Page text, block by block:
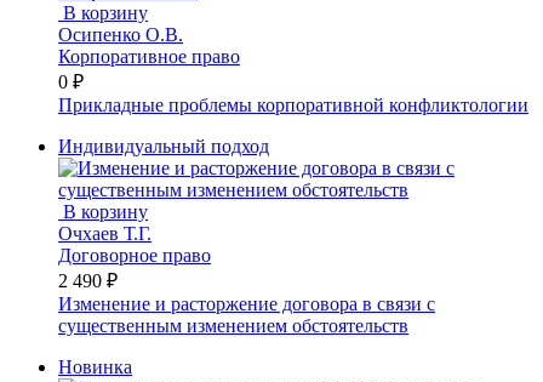
В корзину
Осипенко О.В.
Корпоративное право
0 ₽
Прикладные проблемы корпоративной конфликтологии
Индивидуальный подход
В корзину
Очхаев Т.Г.
Договорное право
2 490 ₽
Изменение и расторжение договора в связи с
существенным изменением обстоятельств
Новинка